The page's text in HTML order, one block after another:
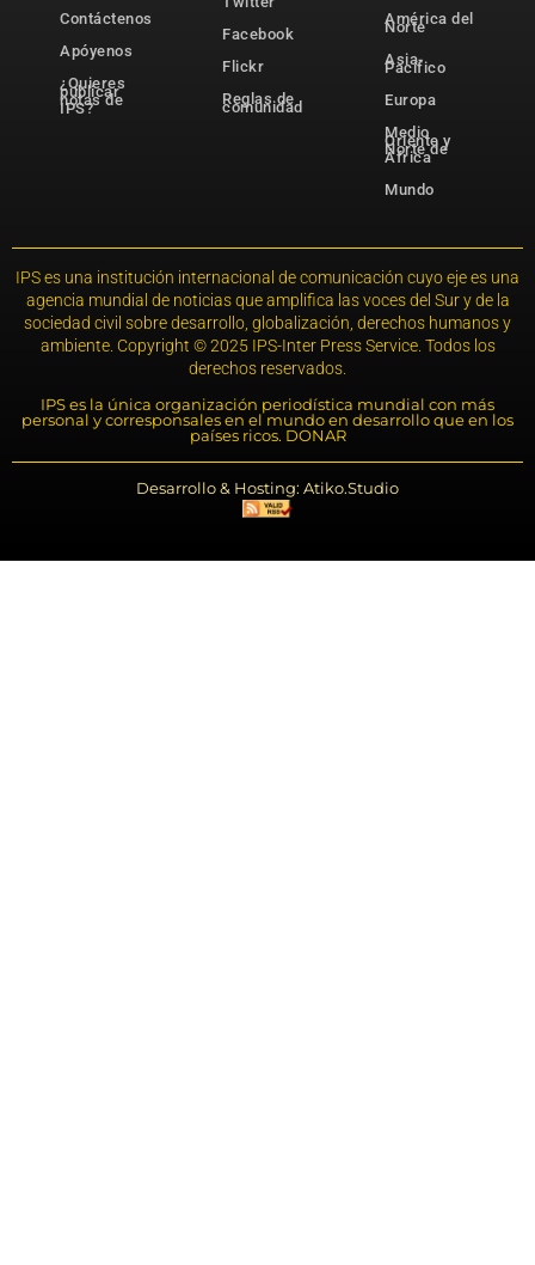
Contáctenos
Apóyenos
¿Quieres
publicar
notas de
IPS?
Facebook
Flickr
Reglas de
comunidad
América del
Norte
Asia-
Pacífico
Europa
Medio
Oriente y
Norte de
África
Mundo
IPS es una institución internacional de comunicación cuyo eje es una
agencia mundial de noticias que amplifica las voces del Sur y de la
sociedad civil sobre desarrollo, globalización, derechos humanos y
ambiente. Copyright © 2025 IPS-Inter Press Service. Todos los
derechos reservados.
IPS es la única organización periodística mundial con más
personal y corresponsales en el mundo en desarrollo que en los
países ricos. DONAR
Desarrollo & Hosting: Atiko.Studio